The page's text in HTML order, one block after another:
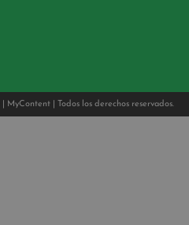
MyContent| Todos los derechos reservados.